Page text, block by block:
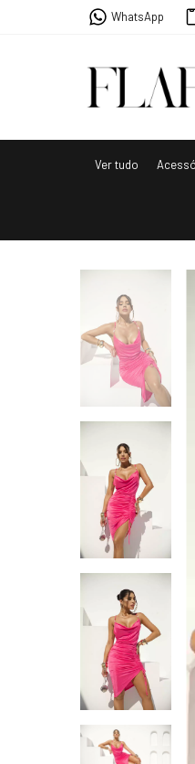
WhatsApp
Ver tudo